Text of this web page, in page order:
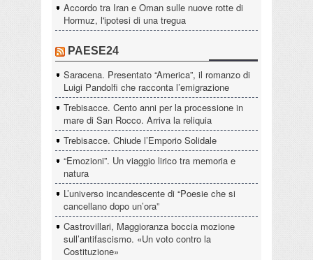
Accordo tra Iran e Oman sulle nuove rotte di
Hormuz, l'ipotesi di una tregua
PAESE24
Saracena. Presentato “America”, il romanzo di
Luigi Pandolfi che racconta l’emigrazione
Trebisacce. Cento anni per la processione in
mare di San Rocco. Arriva la reliquia
Trebisacce. Chiude l’Emporio Solidale
“Emozioni”. Un viaggio lirico tra memoria e
natura
L’universo incandescente di “Poesie che si
cancellano dopo un’ora”
Castrovillari, Maggioranza boccia mozione
sull’antifascismo. «Un voto contro la
Costituzione»